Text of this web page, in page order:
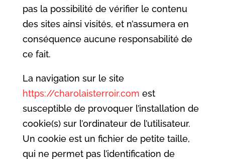
pas la possibilité de vérifier le contenu
des sites ainsi visités, et n’assumera en
conséquence aucune responsabilité de
ce fait.
La navigation sur le site
https://charolaisterroir.com est
susceptible de provoquer l’installation de
cookie(s) sur l’ordinateur de l’utilisateur.
Un cookie est un fichier de petite taille,
qui ne permet pas l’identification de